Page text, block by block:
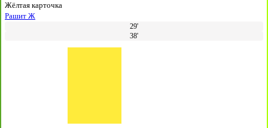
Жёлтая карточка
Рашит Ж
29'
38'